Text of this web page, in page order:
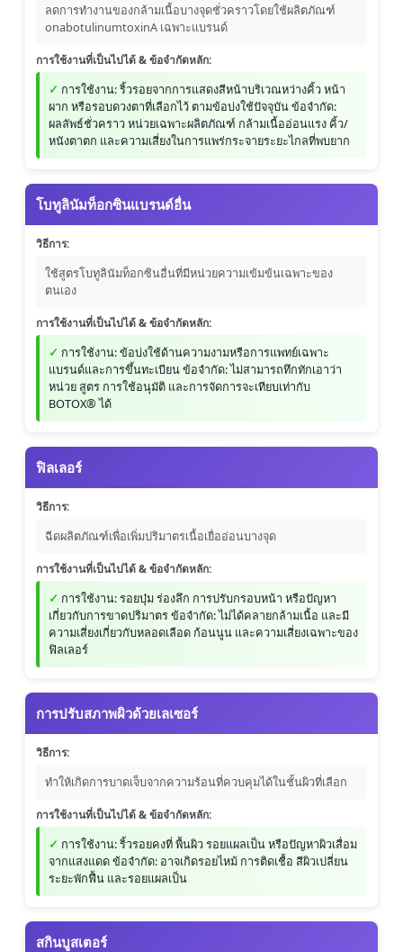
ลดการทำงานของกล้ามเนื้อบางจุดชั่วคราวโดยใช้ผลิตภัณฑ์
onabotulinumtoxinA เฉพาะแบรนด์
การใช้งานที่เป็นไปได้ & ข้อจำกัดหลัก:
การใช้งาน: ริ้วรอยจากการแสดงสีหน้าบริเวณหว่างคิ้ว หน้า
ผาก หรือรอบดวงตาที่เลือกไว้ ตามข้อบ่งใช้ปัจจุบัน ข้อจำกัด:
ผลลัพธ์ชั่วคราว หน่วยเฉพาะผลิตภัณฑ์ กล้ามเนื้ออ่อนแรง คิ้ว/
หนังตาตก และความเสี่ยงในการแพร่กระจายระยะไกลที่พบยาก
โบทูลินัมท็อกซินแบรนด์อื่น
วิธีการ:
ใช้สูตรโบทูลินัมท็อกซินอื่นที่มีหน่วยความเข้มข้นเฉพาะของ
ตนเอง
การใช้งานที่เป็นไปได้ & ข้อจำกัดหลัก:
การใช้งาน: ข้อบ่งใช้ด้านความงามหรือการแพทย์เฉพาะ
แบรนด์และการขึ้นทะเบียน ข้อจำกัด: ไม่สามารถทึกทักเอาว่า
หน่วย สูตร การใช้อนุมัติ และการจัดการจะเทียบเท่ากับ
BOTOX® ได้
ฟิลเลอร์
วิธีการ:
ฉีดผลิตภัณฑ์เพื่อเพิ่มปริมาตรเนื้อเยื่ออ่อนบางจุด
การใช้งานที่เป็นไปได้ & ข้อจำกัดหลัก:
การใช้งาน: รอยบุ๋ม ร่องลึก การปรับกรอบหน้า หรือปัญหา
เกี่ยวกับการขาดปริมาตร ข้อจำกัด: ไม่ได้คลายกล้ามเนื้อ และมี
ความเสี่ยงเกี่ยวกับหลอดเลือด ก้อนนูน และความเสี่ยงเฉพาะของ
ฟิลเลอร์
การปรับสภาพผิวด้วยเลเซอร์
วิธีการ:
ทำให้เกิดการบาดเจ็บจากความร้อนที่ควบคุมได้ในชั้นผิวที่เลือก
การใช้งานที่เป็นไปได้ & ข้อจำกัดหลัก:
การใช้งาน: ริ้วรอยคงที่ พื้นผิว รอยแผลเป็น หรือปัญหาผิวเสื่อม
จากแสงแดด ข้อจำกัด: อาจเกิดรอยไหม้ การติดเชื้อ สีผิวเปลี่ยน
ระยะพักฟื้น และรอยแผลเป็น
สกินบูสเตอร์